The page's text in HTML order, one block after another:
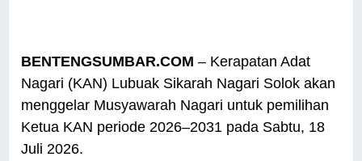
BENTENGSUMBAR.COM – Kerapatan Adat
Nagari (KAN) Lubuak Sikarah Nagari Solok akan
menggelar Musyawarah Nagari untuk pemilihan
Ketua KAN periode 2026–2031 pada Sabtu, 18
Juli 2026.